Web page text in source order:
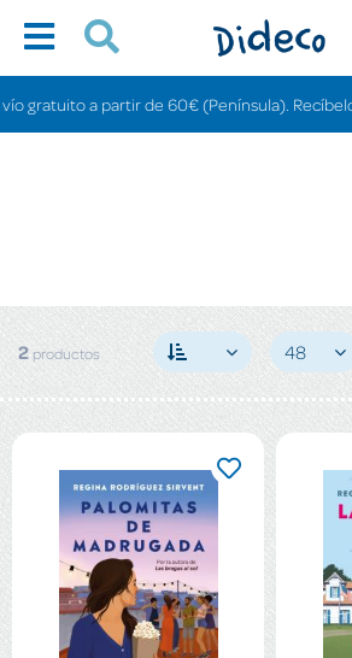
gratuito a partir de 60€ (Península). Recíbelo
2productos 48